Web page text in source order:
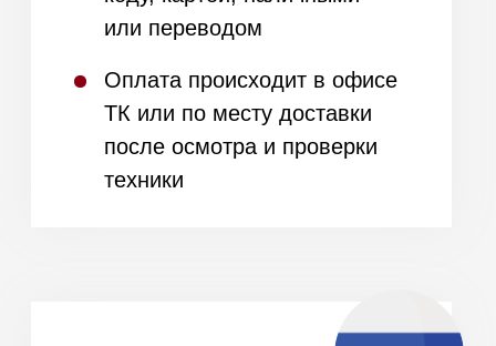
Оставьте заявку на подбор
техники для вашей кухни и